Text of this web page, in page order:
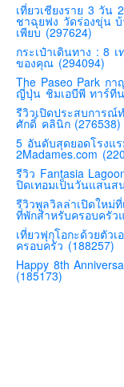
โครเอเชีย
สโลเวเนีย
มอนเตรเนโกร
บอสเนียและเฮอ
ญี่ปุ่น
คันโต-โตเกียวแล
คันไซ-โอซาก้า เ
คิวชู – ฟุกุโอกะ
ฟูจิ
ฮอกไกโด
เอเชีย
เที่ยวเชียงราย 3 วัน
ชาฉุยฟง วัดร่องขุ่น
เพียบ (297624)
กระเป๋าเดินทาง : 8
ของคุณ (294094)
The Paseo Park ก
ญี่ปุ่น ชิมเอบีพี ทาร์ที
รีวิวเปิดประสบการณ์
ศักดิ์ คลินิก (276538)
5 อันดับสุดยอดโรงแ
2Madames.com
รีวิว Fantasia
ปิดเทอมเป็นวันแสนส
รีวิวพูลวิลล่าเปิดใหม่
ที่พักสำหรับครอบครัว
เที่ยวฟุกุโอกะด้วยตัว
ครอบครัว (188257)
Happy 8th
(185173)